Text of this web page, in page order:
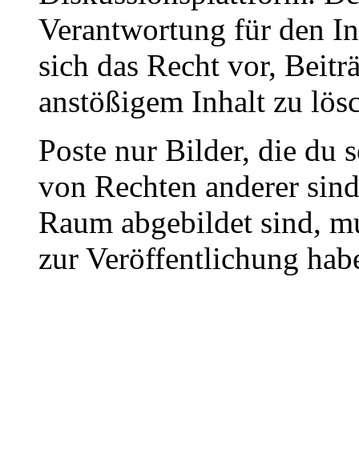
Verantwortung für den
sich das Recht vor,
anstößigem Inhalt zu
Poste nur Bilder, die du
von Rechten anderer
Raum abgebildet sind,
zur Veröffentlichung